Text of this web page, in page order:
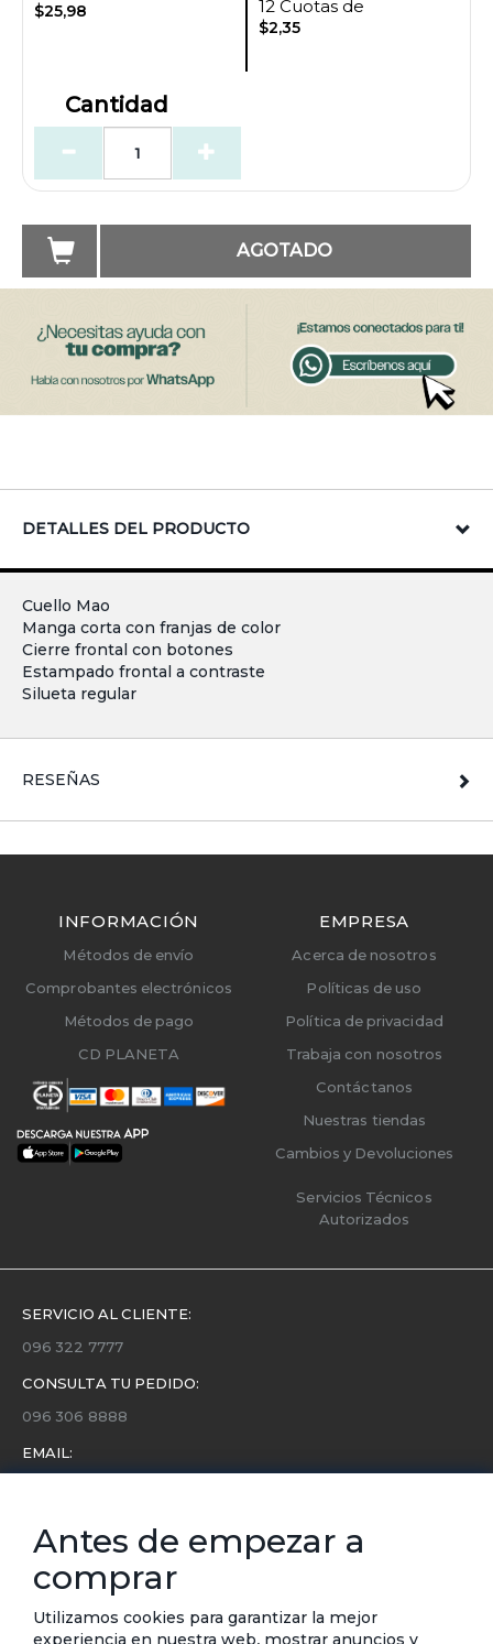
$25,98
12 Cuotas de
$2,35
Cantidad
AGOTADO
DETALLES DEL PRODUCTO
Cuello Mao
Manga corta con franjas de color
Cierre frontal con botones
Estampado frontal a contraste
Silueta regular
RESEÑAS
INFORMACIÓN
Métodos de envío
Comprobantes electrónicos
Métodos de pago
CD PLANETA
EMPRESA
Acerca de nosotros
Políticas de uso
Política de privacidad
Trabaja con nosotros
Contáctanos
Nuestras tiendas
Cambios y Devoluciones
Servicios Técnicos
Autorizados
SERVICIO AL CLIENTE:
096 322 7777
CONSULTA TU PEDIDO:
096 306 8888
EMAIL:
Conoce toda la información sobre últimas colecciones,
eventos y ofertas.
Subscríbete a nuestro newsletter
Antes de empezar a
comprar
Utilizamos cookies para garantizar la mejor
experiencia en nuestra web, mostrar anuncios y